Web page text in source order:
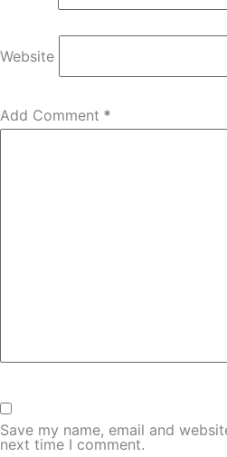
Website
Add Comment *
Save my name, email and
next time I comment.